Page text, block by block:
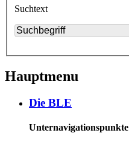
Suchtext
Hauptmenu
Die BLE
Unternavigationspunkte